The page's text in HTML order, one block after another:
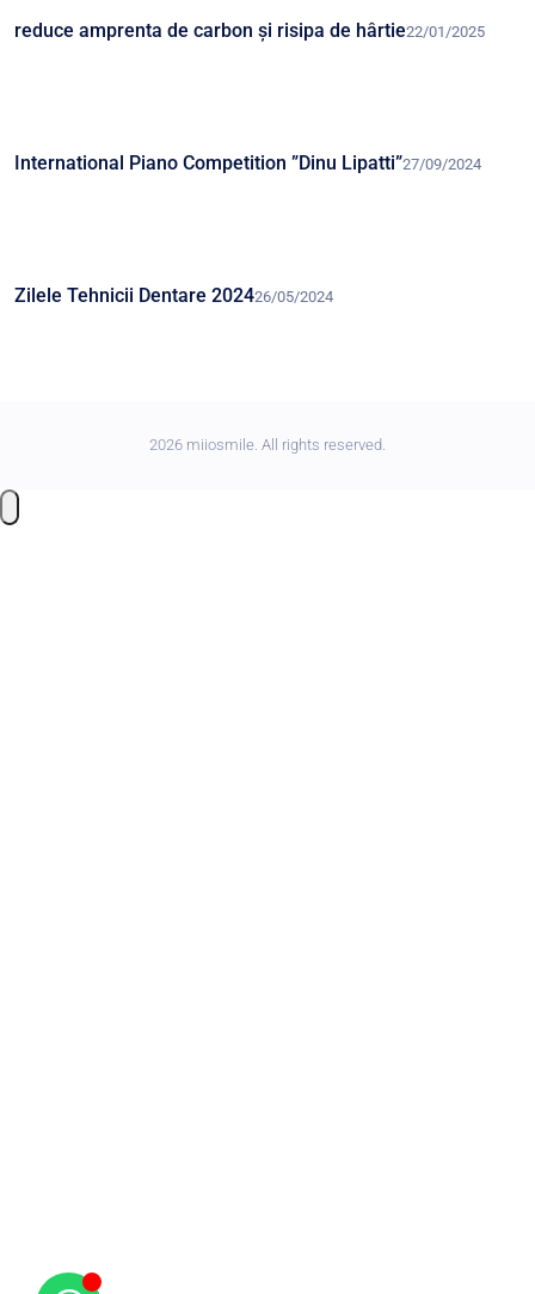
reduce amprenta de carbon și risipa de hârtie22/01/2025
International Piano Competition ”Dinu Lipatti”27/09/2024
Zilele Tehnicii Dentare 202426/05/2024
2026 miiosmile. All rights reserved.